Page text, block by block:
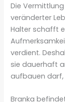
Die
veränderter
Halter schafft
verdient.
sie dauerhaft
aufbauen darf,
Branka